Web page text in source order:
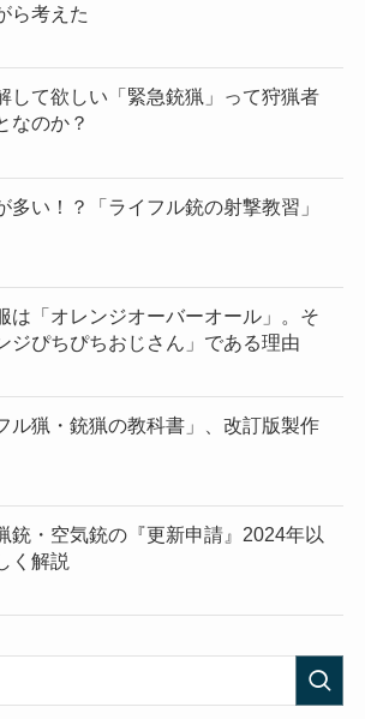
ら考えた
して欲しい「緊急銃猟」って狩猟者
なのか？
多い！？「ライフル銃の射撃教習」
は「オレンジオーバーオール」。そ
ジぴちぴちおじさん」である理由
ル猟・銃猟の教科書」、改訂版製作
銃・空気銃の『更新申請』2024年以
く解説